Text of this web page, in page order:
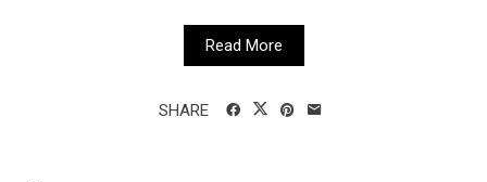
Read More
SHARE